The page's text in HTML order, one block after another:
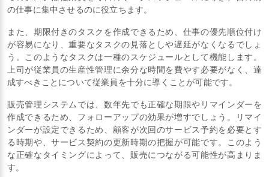
の仕事に集中させるのに役立ちます。
また、期限付きのタスクを作成できるため、仕事の優先順位付け
が容易になり、重要なタスクの見落としや遅延がなくなるでしょ
う。このようなタスクは一種のスケジュールとして機能します。
上司が従業員の生産性管理に余分な時間を費やす必要がなく、達
成すべきことについて従業員を十分に導くことが可能です。
販売管理システムでは、数年先でも正確な期限やリマインダーを
作成できるため、フォローアップの効果が増すでしょう。リマイ
ンダーが設定できるため、顧客が次回のサービス予約を必要とす
る時期や、サービス契約の更新時期の把握が可能です。このよう
な正確なタイミングによって、販売につながる可能性が高まりま
す。